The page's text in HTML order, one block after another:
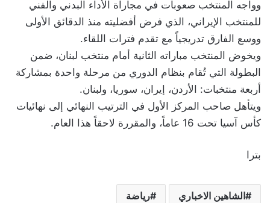
وواجه المنتخب صعوبات في مجاراة الأداء البدني والفني
للمنتخب الإيراني، الذي فرض أفضليته منذ الدقائق الأولى
ووسع الفارق تدريجياً مع تقدم فترات اللقاء.
ويخوض المنتخب مباراته الثانية أمام منتخب لبنان، ضمن
البطولة التي تُقام بنظام الدوري من مرحلة واحدة بمشاركة
أربعة منتخبات: الأردن، إيران، سوريا، ولبنان.
ويتأهل صاحب المركز الأول في الترتيب النهائي إلى نهائيات
كأس آسيا تحت 16 عاماً، والمقررة لاحقاً هذا العام.
بترا
الشاهين الاخباري رياضة